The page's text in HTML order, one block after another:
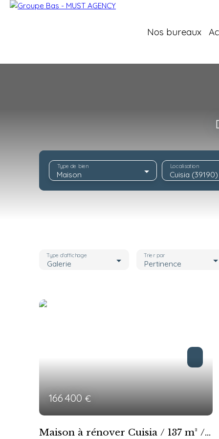
Nos bureaux
Maison
Type de bien
Cuisia (39190)
Localisation
Galerie
Type d'affichage
Pertinence
Trier par
166 400€
Maison à rénover Cuisia / 137 m² /